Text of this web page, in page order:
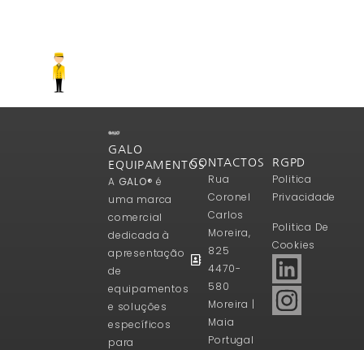
GALO
EQUIPAMENTOS
A GALO® é
uma marca
comercial
dedicada à
apresentação
de
equipamentos
e soluções
específicos
para
CONTACTOS
Rua
Coronel
Carlos
Moreira,
825
4470-
580
Moreira |
Maia
Portugal
RGPD
Politica
Privacidade
Politica De
Cookies